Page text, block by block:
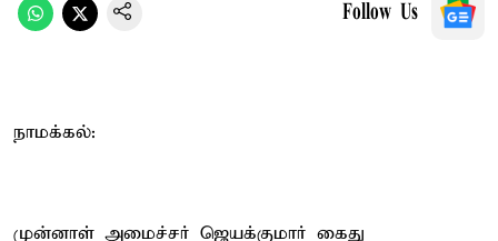
Follow Us
நாமக்கல்:
முன்னாள் அமைச்சர் ஜெயக்குமார் கைது